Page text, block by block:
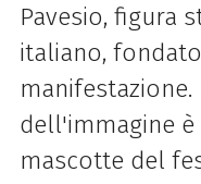
Pavesio, figura
italiano,
dell'immagine è
mascotte del